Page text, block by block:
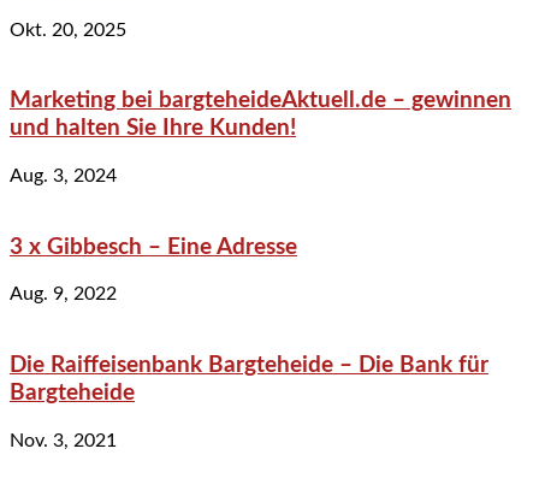
Okt. 20, 2025
Marketing bei bargteheideAktuell.de – gewinnen
und halten Sie Ihre Kunden!
Aug. 3, 2024
3 x Gibbesch – Eine Adresse
Aug. 9, 2022
Die Raiffeisenbank Bargteheide – Die Bank für
Bargteheide
Nov. 3, 2021